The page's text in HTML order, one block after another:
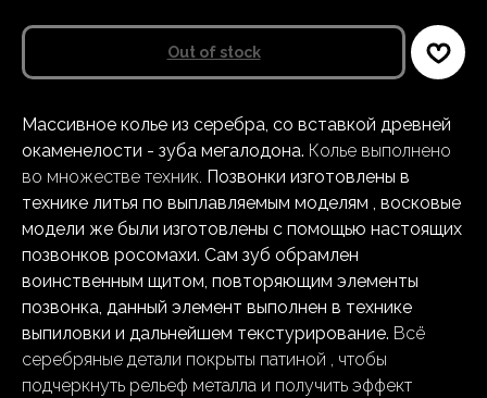
Out of stock
Массивное колье из серебра, со вставкой древней
окаменелости - зуба мегалодона. Колье выполнено
во множестве техник. Позвонки изготовлены в
технике литья по выплавляемым моделям , восковые
модели же были изготовлены с помощью настоящих
позвонков росомахи. Сам зуб обрамлен
воинственным щитом, повторяющим элементы
позвонка, данный элемент выполнен в технике
выпиловки и дальнейшем текстурирование. Всё
серебряные детали покрыты патиной , чтобы
подчеркнуть рельеф металла и получить эффект